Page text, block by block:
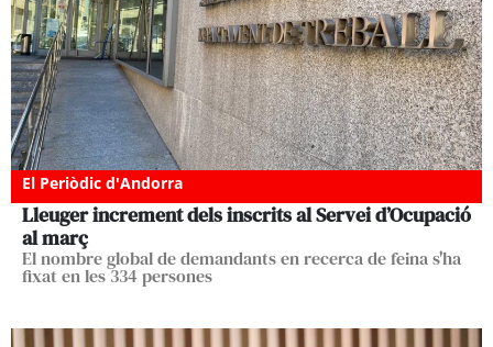
El Periòdic d'Andorra
Lleuger increment dels inscrits al Servei d’Ocupació
al març
El nombre global de demandants en recerca de feina s'ha
fixat en les 334 persones